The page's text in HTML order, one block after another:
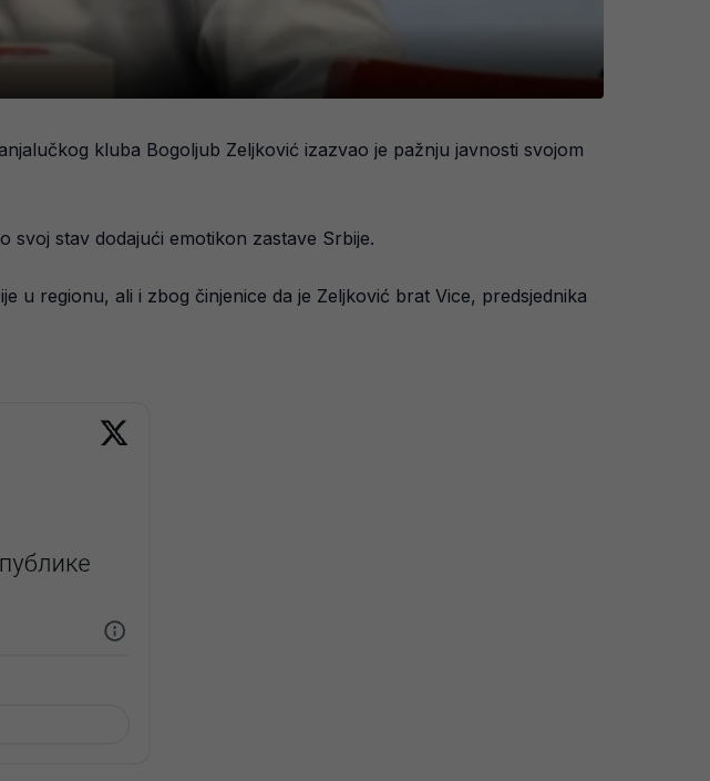
kluba Bogoljub Zeljković izazvao je pažnju javnosti svojom
svoj stav dodajući emotikon zastave Srbije.
u regionu, ali i zbog činjenice da je Zeljković brat Vice, predsjednika